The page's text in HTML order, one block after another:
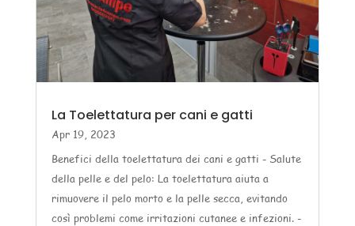
La Toelettatura per cani e gatti
Apr 19, 2023
Benefici della toelettatura dei cani e gatti - Salute
della pelle e del pelo: La toelettatura aiuta a
rimuovere il pelo morto e la pelle secca, evitando
così problemi come irritazioni cutanee e infezioni. -